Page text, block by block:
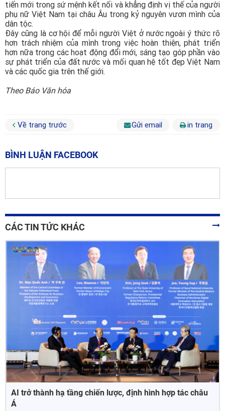
tiến mới trong sứ mệnh kết nối và khẳng định vị thế của người
phụ nữ Việt Nam tại châu Âu trong kỷ nguyên vươn mình của
dân tộc.
Đây cũng là cơ hội để mỗi người Việt ở nước ngoài ý thức rõ
hơn trách nhiệm của mình trong việc hoàn thiện, phát triển
hơn nữa trong các hoạt động đổi mới, sáng tạo góp phần vào
sự phát triển của đất nước và mối quan hệ tốt đẹp Việt Nam
và các quốc gia trên thế giới.
Theo Báo Văn hóa
Về trang trước Gửi email in trang
BÌNH LUẬN FACEBOOK
CÁC TIN TỨC KHÁC
AI trở thành hạ tầng chiến lược, định hình hợp tác châu
Á